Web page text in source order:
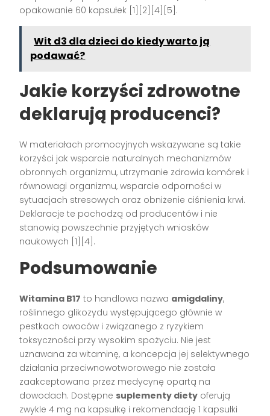
opakowanie 60 kapsułek [1][2][4][5].
Wit d3 dla dzieci do kiedy warto ją
podawać?
Jakie korzyści zdrowotne
deklarują producenci?
W materiałach promocyjnych wskazywane są takie
korzyści jak wsparcie naturalnych mechanizmów
obronnych organizmu, utrzymanie zdrowia komórek i
równowagi organizmu, wsparcie odporności w
sytuacjach stresowych oraz obniżenie ciśnienia krwi.
Deklaracje te pochodzą od producentów i nie
stanowią powszechnie przyjętych wniosków
naukowych [1][4].
Podsumowanie
Witamina B17 to handlowa nazwa amigdaliny,
roślinnego glikozydu występującego głównie w
pestkach owoców i związanego z ryzykiem
toksyczności przy wysokim spożyciu. Nie jest
uznawana za witaminę, a koncepcja jej selektywnego
działania przeciwnowotworowego nie została
zaakceptowana przez medycynę opartą na
dowodach. Dostępne suplementy diety oferują
zwykle 4 mg na kapsułkę i rekomendację 1 kapsułki